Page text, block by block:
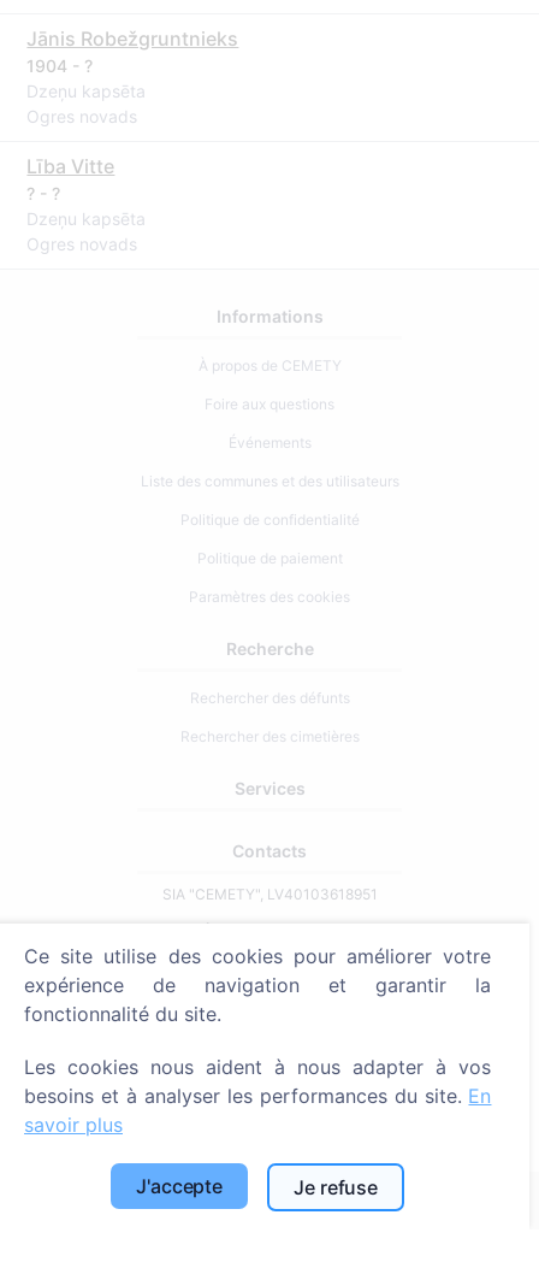
Jānis Robežgruntnieks
1904 - ?
Dzeņu kapsēta
Ogres novads
Lība Vitte
? - ?
Dzeņu kapsēta
Ogres novads
Informations
À propos de CEMETY
Foire aux questions
Événements
Liste des communes et des utilisateurs
Politique de confidentialité
Politique de paiement
Paramètres des cookies
Recherche
Rechercher des défunts
Rechercher des cimetières
Services
Contacts
SIA "CEMETY", LV40103618951
info@cemety.lv
Nous intervenons dans tout le pays !
© 2013 - 2026 Cemety Tous droits réservés
Politique de confidentialité et conditions.
Ce site utilise des cookies pour améliorer votre
expérience de navigation et garantir la
fonctionnalité du site.
Les cookies nous aident à nous adapter à vos
besoins et à analyser les performances du site. En
savoir plus
J'accepte Je refuse